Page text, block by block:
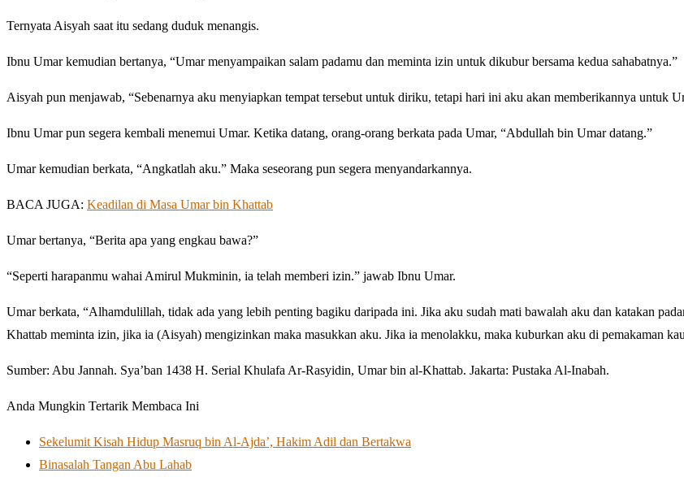
Ternyata Aisyah saat itu sedang duduk menangis.
Ibnu Umar kemudian bertanya, “Umar menyampaikan salam padamu dan meminta izin untuk dikubur bersama kedua sahabatnya.”
Aisyah pun menjawab, “Sebenarnya aku menyiapkan tempat tersebut untuk diriku, tetapi hari ini aku akan memberikannya untuk
Ibnu Umar pun segera kembali menemui Umar. Ketika datang, orang-orang berkata pada Umar, “Abdullah bin Umar datang.”
Umar kemudian berkata, “Angkatlah aku.” Maka seseorang pun segera menyandarkannya.
BACA JUGA: Keadilan di Masa Umar bin Khattab
Umar bertanya, “Berita apa yang engkau bawa?”
“Seperti harapanmu wahai Amirul Mukminin, ia telah memberi izin.” jawab Ibnu Umar.
Umar berkata, “Alhamdulillah, tidak ada yang lebih penting bagiku daripada ini. Jika aku sudah mati bawalah aku dan katakan
Khattab meminta izin, jika ia (Aisyah) mengizinkan maka masukkan aku. Jika ia menolakku, maka kuburkan aku di pemakaman
Sumber: Abu Jannah. Sya’ban 1438 H. Serial Khulafa Ar-Rasyidin, Umar bin al-Khattab. Jakarta: Pustaka Al-Inabah.
Anda Mungkin Tertarik Membaca Ini
Sekelumit Kisah Hidup Masruq bin Al-Ajda’, Hakim Adil dan Bertakwa
Binasalah Tangan Abu Lahab